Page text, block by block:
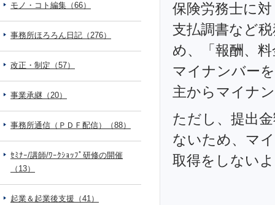
保険労務士に
支払調書など
め、「報酬、
マイナンバー
主からマイナ
ただし、提出
ないため、マ
取得をしない
モノ・コト編集（66）
事務所ほろろん日記（276）
改正・制定（57）
事業承継（20）
事務所通信（ＰＤＦ配信）（88）
ｾﾐﾅｰ/講師/ﾜｰｸｼｮｯﾌﾟ研修の開催
（13）
起業＆起業後支援（41）